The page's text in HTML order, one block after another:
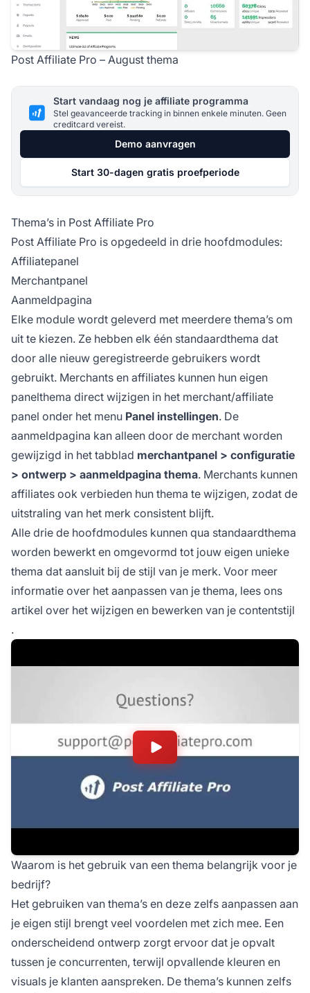
Post Affiliate Pro – August thema
Start vandaag nog je affiliate programma
Stel geavanceerde tracking in binnen enkele minuten. Geen
creditcard vereist.
Demo aanvragen
Start 30-dagen gratis proefperiode
Thema’s in Post Affiliate Pro
Post Affiliate Pro is opgedeeld in drie hoofdmodules:
Affiliatepanel
Merchantpanel
Aanmeldpagina
Elke module wordt geleverd met meerdere thema’s om
uit te kiezen. Ze hebben elk één standaardthema dat
door alle nieuw geregistreerde gebruikers wordt
gebruikt. Merchants en affiliates kunnen hun eigen
panelthema direct wijzigen in het merchant/affiliate
panel onder het menu Panel instellingen. De
aanmeldpagina kan alleen door de merchant worden
gewijzigd in het tabblad merchantpanel > configuratie
> ontwerp > aanmeldpagina thema. Merchants kunnen
affiliates ook verbieden hun thema te wijzigen, zodat de
uitstraling van het merk consistent blijft.
Alle drie de hoofdmodules kunnen qua standaardthema
worden bewerkt en omgevormd tot jouw eigen unieke
thema dat aansluit bij de stijl van je merk. Voor meer
informatie over het aanpassen van je thema, lees ons
artikel over het wijzigen en bewerken van je contentstijl
.
Waarom is het gebruik van een thema belangrijk voor je
bedrijf?
Het gebruiken van thema’s en deze zelfs aanpassen aan
je eigen stijl brengt veel voordelen met zich mee. Een
onderscheidend ontwerp zorgt ervoor dat je opvalt
tussen je concurrenten, terwijl opvallende kleuren en
visuals je klanten aanspreken. De thema’s kunnen zelfs